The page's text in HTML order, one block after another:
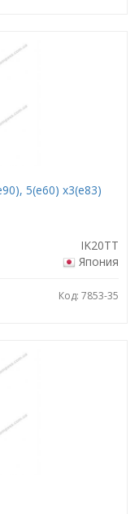
5(е60) х3(е83)
IK20TT
Япония
Код: 7853-35